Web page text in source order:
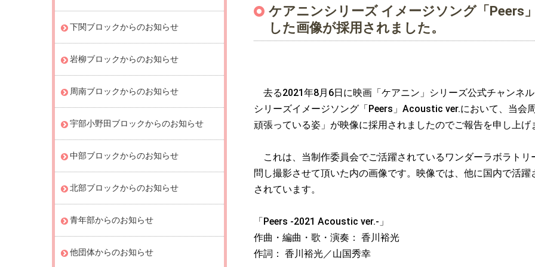
ケアニンシリーズ イメージソング「Peers
した画像が採用されました。
去る2021年8月6日に映画「ケアニン」シリーズ公式チャンネ
シリーズイメージソング「Peers」Acoustic ver.において、当会
頑張っている姿」が映像に採用されましたのでご報告を申し上げ
これは、当制作委員会でご活躍されているワンダーラボラト
問し撮影させて頂いた内の画像です。映像では、他に国内で活
されています。
「Peers -2021 Acoustic ver.-」
作曲・編曲・歌・演奏： 香川裕光
作詞： 香川裕光／山国秀幸
下関ブロックからのお知らせ
岩柳ブロックからのお知らせ
周南ブロックからのお知らせ
宇部小野田ブロックからのお知らせ
中部ブロックからのお知らせ
北部ブロックからのお知らせ
青年部からのお知らせ
他団体からのお知らせ